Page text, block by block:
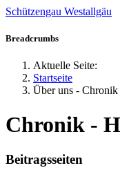
Schützengau Westallgäu
Breadcrumbs
Aktuelle Seite:
Startseite
Über uns - Chronik
Chronik -
Beitragsseiten
Jahr
Monat
Jahr
Monat